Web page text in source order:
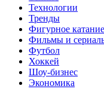
Технологии
Тренды
Фигурное катание
Фильмы и
Футбол
Хоккей
Шоу-бизнес
Экономика